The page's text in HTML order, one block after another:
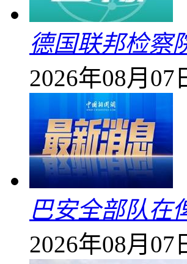
德国联邦检察
2026年08月07
巴安全部队在
2026年08月07